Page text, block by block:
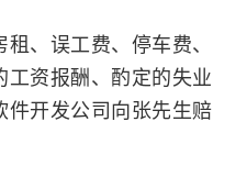
、误工费、停车费、
工资报酬、酌定的失业
件开发公司向张先生赔